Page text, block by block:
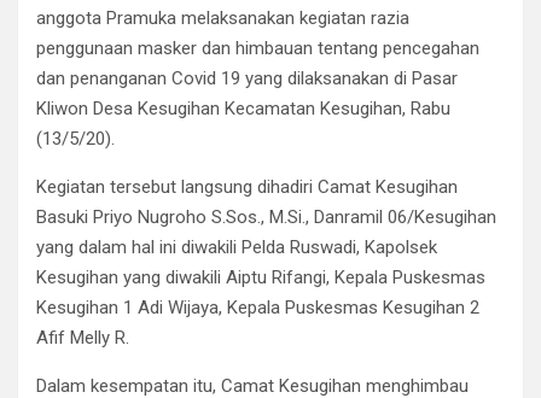
anggota Pramuka melaksanakan kegiatan razia
penggunaan masker dan himbauan tentang pencegahan
dan penanganan Covid 19 yang dilaksanakan di Pasar
Kliwon Desa Kesugihan Kecamatan Kesugihan, Rabu
(13/5/20).
Kegiatan tersebut langsung dihadiri Camat Kesugihan
Basuki Priyo Nugroho S.Sos., M.Si., Danramil 06/Kesugihan
yang dalam hal ini diwakili Pelda Ruswadi, Kapolsek
Kesugihan yang diwakili Aiptu Rifangi, Kepala Puskesmas
Kesugihan 1 Adi Wijaya, Kepala Puskesmas Kesugihan 2
Afif Melly R.
Dalam kesempatan itu, Camat Kesugihan menghimbau